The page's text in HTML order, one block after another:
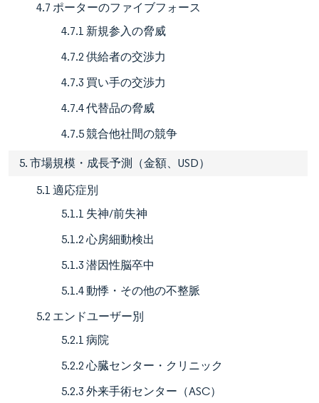
4.7 ポーターのファイブフォース
4.7.1 新規参入の脅威
4.7.2 供給者の交渉力
4.7.3 買い手の交渉力
4.7.4 代替品の脅威
4.7.5 競合他社間の競争
5. 市場規模・成長予測（金額、USD）
5.1 適応症別
5.1.1 失神/前失神
5.1.2 心房細動検出
5.1.3 潜因性脳卒中
5.1.4 動悸・その他の不整脈
5.2 エンドユーザー別
5.2.1 病院
5.2.2 心臓センター・クリニック
5.2.3 外来手術センター（ASC）